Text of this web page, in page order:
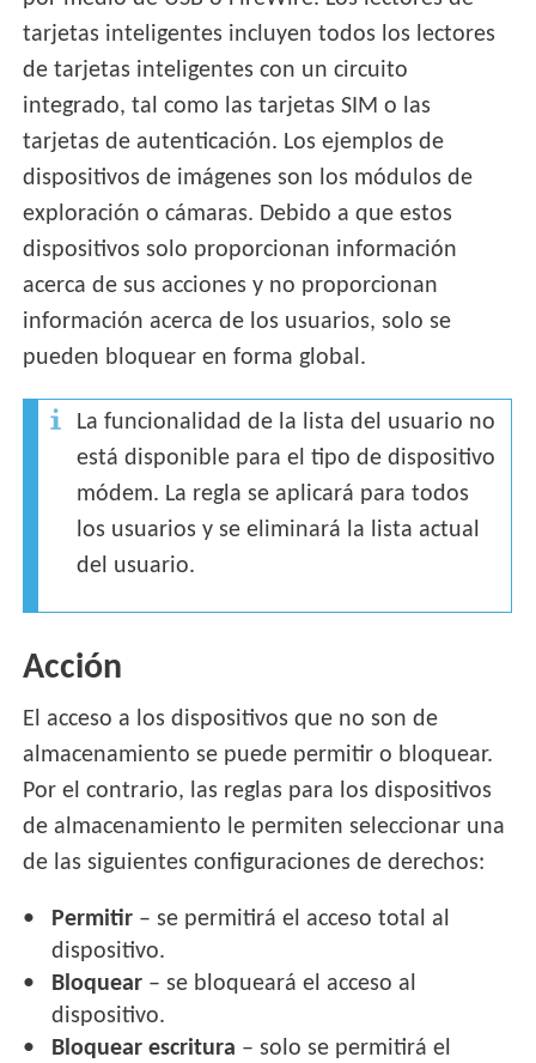
tarjetas inteligentes incluyen todos los lectores
de tarjetas inteligentes con un circuito
integrado, tal como las tarjetas SIM o las
tarjetas de autenticación. Los ejemplos de
dispositivos de imágenes son los módulos de
exploración o cámaras. Debido a que estos
dispositivos solo proporcionan información
acerca de sus acciones y no proporcionan
información acerca de los usuarios, solo se
pueden bloquear en forma global.
La funcionalidad de la lista del usuario no
está disponible para el tipo de dispositivo
módem. La regla se aplicará para todos
los usuarios y se eliminará la lista actual
del usuario.
Acción
El acceso a los dispositivos que no son de
almacenamiento se puede permitir o bloquear.
Por el contrario, las reglas para los dispositivos
de almacenamiento le permiten seleccionar una
de las siguientes configuraciones de derechos:
Permitir – se permitirá el acceso total al
dispositivo.
Bloquear – se bloqueará el acceso al
dispositivo.
Bloquear escritura – solo se permitirá el